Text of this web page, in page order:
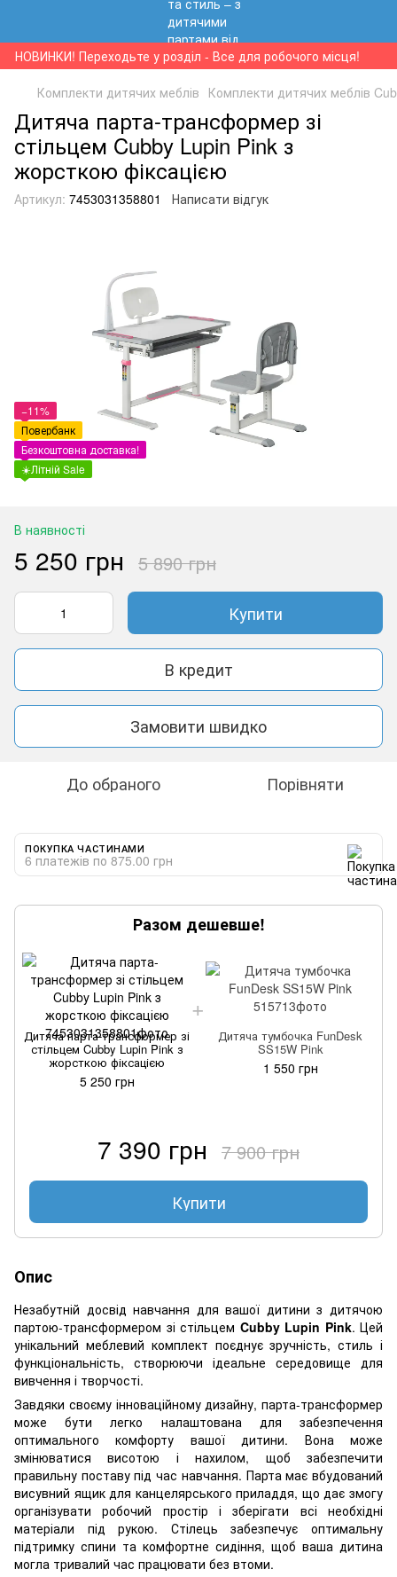
НОВИНКИ! Переходьте у розділ - Все для робочого місця!
Комплекти дитячих меблів Комплекти дитячих меблів
Дитяча парта-трансформер зі
стільцем Cubby Lupin Pink з
жорсткою фіксацією
Артикул: 7453031358801 Написати відгук
−11%
Повербанк
Безкоштовна доставка!
☀️Літній Sale
В наявності
5 250 грн 5 890 грн
Купити
В кредит
Замовити швидко
До обраного Порівняти
ПОКУПКА ЧАСТИНАМИ
6 платежів по 875.00 грн
Разом дешевше!
Дитяча парта-трансформер зі
стільцем Cubby Lupin Pink з
жорсткою фіксацією
5 250 грн
Дитяча тумбочка FunDesk
SS15W Pink
1 550 грн
7 390 грн 7 900 грн
Купити
Опис
Незабутній досвід навчання для вашої дитини з дитячою
партою-трансформером зі стільцем Cubby Lupin Pink. Цей
унікальний меблевий комплект поєднує зручність, стиль і
функціональність, створюючи ідеальне середовище для
вивчення і творчості.
Завдяки своєму інноваційному дизайну, парта-трансформер
може бути легко налаштована для забезпечення
оптимального комфорту вашої дитини. Вона може
змінюватися висотою і нахилом, щоб забезпечити
правильну поставу під час навчання. Парта має вбудований
висувний ящик для канцелярського приладдя, що дає змогу
організувати робочий простір і зберігати всі необхідні
матеріали під рукою. Стілець забезпечує оптимальну
підтримку спини та комфортне сидіння, щоб ваша дитина
могла тривалий час працювати без втоми.